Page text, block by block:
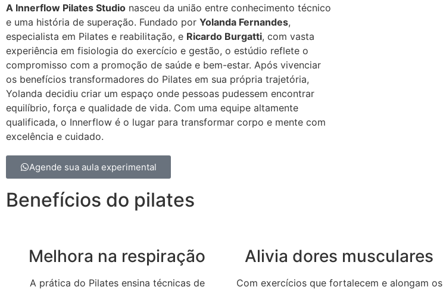
A Innerflow Pilates Studio nasceu da união entre conhecimento técnico
e uma história de superação. Fundado por Yolanda Fernandes,
especialista em Pilates e reabilitação, e Ricardo Burgatti, com vasta
experiência em fisiologia do exercício e gestão, o estúdio reflete o
compromisso com a promoção de saúde e bem-estar. Após vivenciar
os benefícios transformadores do Pilates em sua própria trajetória,
Yolanda decidiu criar um espaço onde pessoas pudessem encontrar
equilíbrio, força e qualidade de vida. Com uma equipe altamente
qualificada, o Innerflow é o lugar para transformar corpo e mente com
excelência e cuidado.
Agende sua aula experimental
Benefícios do pilates
Melhora na respiração
A prática do Pilates ensina técnicas de
Alivia dores musculares
Com exercícios que fortalecem e alongam os